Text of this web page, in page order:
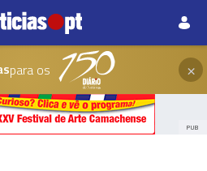
para os ×
PUB